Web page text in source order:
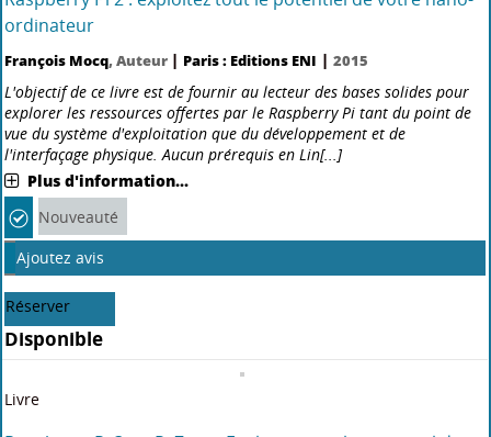
Livre
PowerShell Core et Windows PowerShell : Les
fondamentaux du langage, avec 1 complément vidéo :